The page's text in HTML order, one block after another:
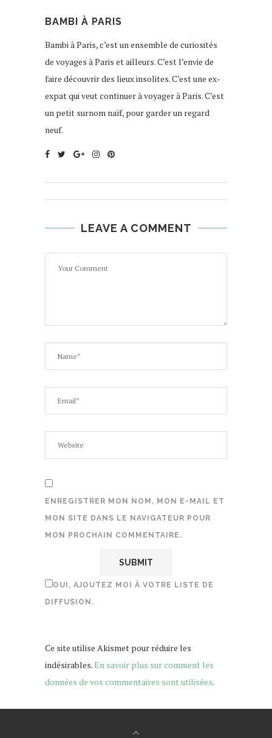
BAMBI À PARIS
Bambi à Paris, c’est un ensemble de curiosités
de voyages à Paris et ailleurs. C’est l’envie de
faire découvrir des lieux insolites. C’est une ex-
expat qui veut continuer à voyager à Paris. C’est
un petit surnom naïf, pour garder un regard
neuf.
LEAVE A COMMENT
ENREGISTRER MON NOM, MON E-MAIL ET
MON SITE DANS LE NAVIGATEUR POUR
MON PROCHAIN COMMENTAIRE.
OUI, AJOUTEZ MOI À VOTRE LISTE DE
DIFFUSION.
Ce site utilise Akismet pour réduire les
indésirables.En savoir plus sur comment les
données de vos commentaires sont utilisées.